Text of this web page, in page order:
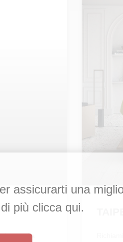
sulla
assicurarti una
più clicca qui.